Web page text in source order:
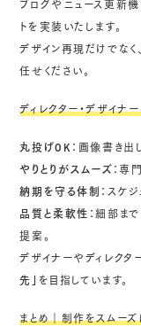
ブログやニュース更新機
トを実装いたします。
デザイン再現だけでなく
任せください。
ディレクター・デザイナ
丸投げOK ：画像書き出
やりとりがスムーズ ：専
納期を守る体制 ：スケ
品質と柔軟性 ：細部ま
提案。
デザイナーやディレクタ
先」 を目指しています。
まとめ｜制作をスムー